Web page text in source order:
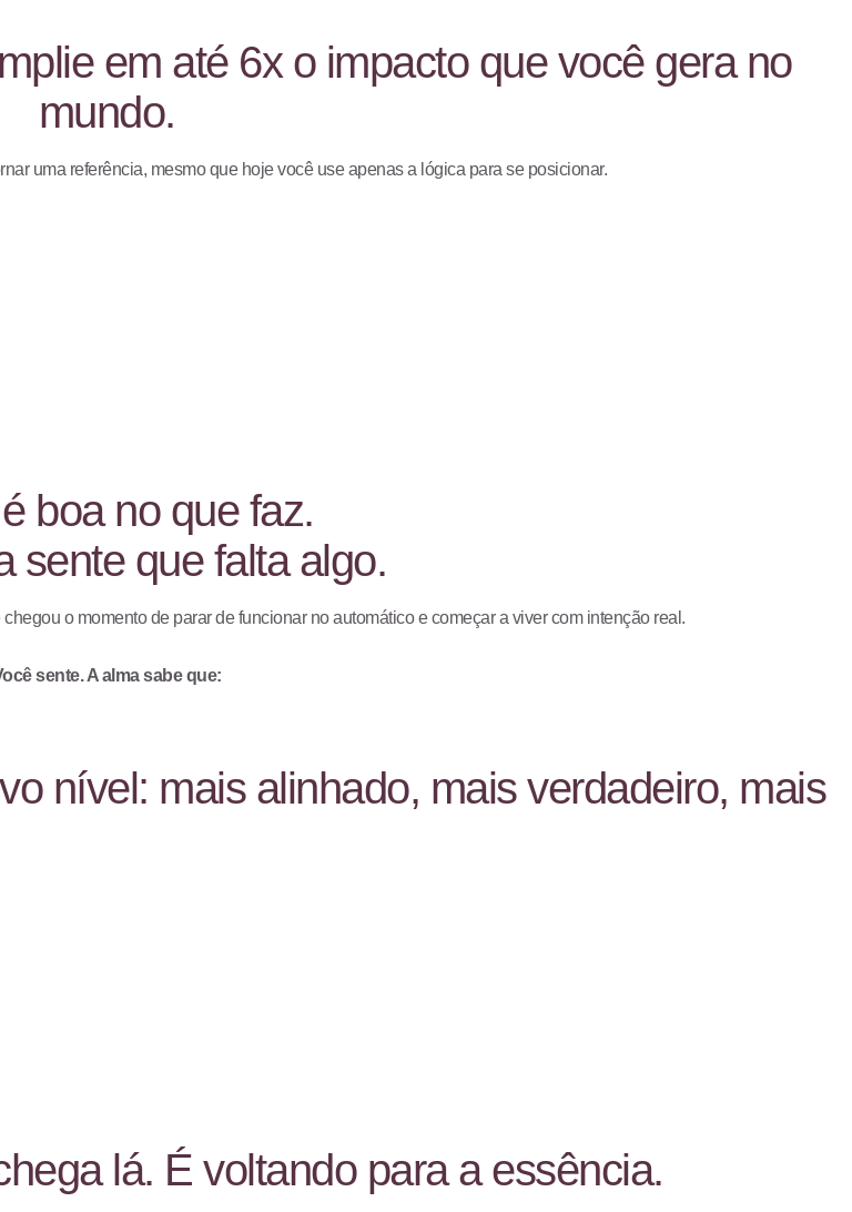
em até 6x o impacto que você gera no
mundo.
uma referência, mesmo que hoje você use apenas a lógica para se posicionar.
boa no que faz.
sente que falta algo.
o momento de parar de funcionar no automático e começar a viver com intenção real.
sente. A alma sabe que:
nível: mais alinhado, mais verdadeiro, mais
lá. É voltando para a essência.